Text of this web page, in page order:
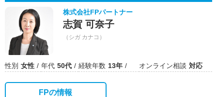
株式会社FPパートナー
志賀 可奈子
（シガ カナコ）
性別 女性 年代 50代 経験年数 13年 オンライン相談 対応
FPの情報